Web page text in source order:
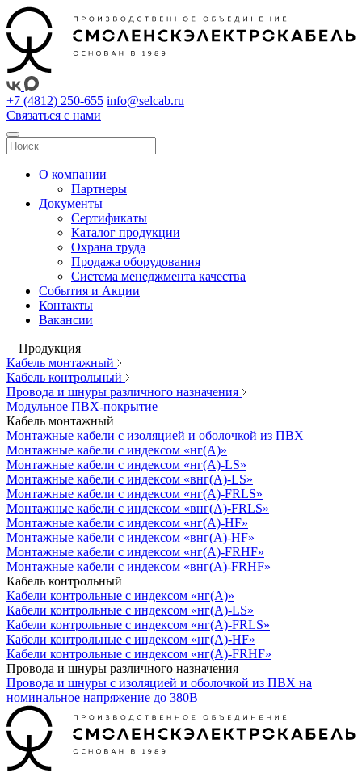
+7 (4812) 250-655 info@selcab.ru
Связаться с нами
О компании
Партнеры
Документы
Сертификаты
Каталог продукции
Охрана труда
Продажа оборудования
Система менеджмента качества
События и Акции
Контакты
Вакансии
Продукция
Кабель монтажный
Кабель контрольный
Провода и шнуры различного назначения
Модульное ПВХ-покрытие
Кабель монтажный
Монтажные кабели с изоляцией и оболочкой из ПВХ
Монтажные кабели с индексом «нг(А)»
Монтажные кабели с индексом «нг(А)-LS»
Монтажные кабели с индексом «внг(А)-LS»
Монтажные кабели с индексом «нг(А)-FRLS»
Монтажные кабели с индексом «внг(А)-FRLS»
Монтажные кабели с индексом «нг(А)-HF»
Монтажные кабели с индексом «внг(А)-HF»
Монтажные кабели с индексом «нг(А)-FRHF»
Монтажные кабели с индексом «внг(А)-FRHF»
Кабель контрольный
Кабели контрольные с индексом «нг(А)»
Кабели контрольные с индексом «нг(А)-LS»
Кабели контрольные с индексом «нг(А)-FRLS»
Кабели контрольные с индексом «нг(А)-HF»
Кабели контрольные с индексом «нг(А)-FRHF»
Провода и шнуры различного назначения
Провода и шнуры с изоляцией и оболочкой из ПВХ на
номинальное напряжение до 380В